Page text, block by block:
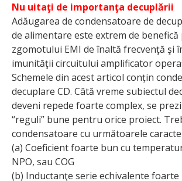
Nu uitaţi de importanţa decuplării
Adăugarea de condensatoare de
de alimentare este extrem de
zgomotului EMI de înaltă frecvenţă şi
imunităţii circuitului amplificator
Schemele din acest articol conțin
decuplare CD. Câtă vreme subiectul
deveni repede foarte complex, se
“reguli” bune pentru orice proiect.
condensatoare cu următoarele
(a) Coeficient foarte bun cu
NPO, sau COG
(b) Inductanţe serie echivalente foarte